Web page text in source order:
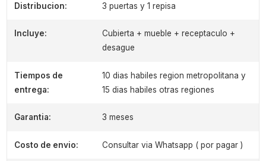
Distribucion: 3 puertas y 1 repisa
Incluye:
Cubierta + mueble + receptaculo +
desague
Tiempos de
entrega:
10 dias habiles region metropolitana y
15 dias habiles otras regiones
Garantia: 3 meses
Costo de envio: Consultar via Whatsapp ( por pagar )